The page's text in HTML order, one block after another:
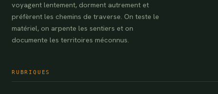
voyagent lentement, dorment autrement et
préfèrent les chemins de traverse. On teste le
matériel, on arpente les sentiers et on
documente les territoires méconnus.
RUBRIQUES